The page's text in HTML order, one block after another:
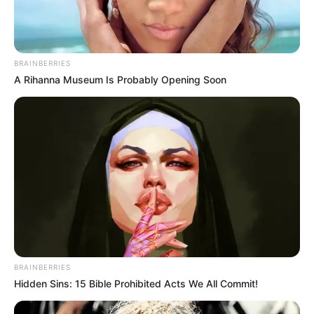
Sebelumnya
HYENA
BRAINBERRIES
A Rihanna Museum Is Probably Opening Soon
BRAINBERRIES
Hidden Sins: 15 Bible Prohibited Acts We All Commit!